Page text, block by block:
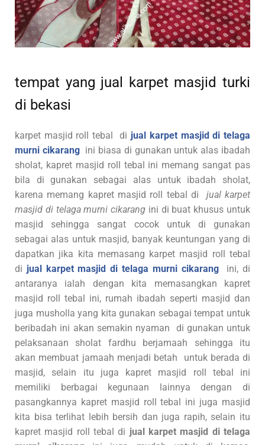
tempat yang jual karpet masjid turki
di bekasi
karpet masjid roll tebal di jual karpet masjid di telaga
murni cikarang ini biasa di gunakan untuk alas ibadah
sholat, kapret masjid roll tebal ini memang sangat pas
bila di gunakan sebagai alas untuk ibadah sholat,
karena memang kapret masjid roll tebal di jual karpet
masjid di telaga murni cikarang ini di buat khusus untuk
masjid sehingga sangat cocok untuk di gunakan
sebagai alas untuk masjid, banyak keuntungan yang di
dapatkan jika kita memasang karpet masjid roll tebal
di jual karpet masjid di telaga murni cikarang
ini, di
antaranya ialah dengan kita memasangkan kapret
masjid roll tebal ini, rumah ibadah seperti masjid dan
juga musholla yang kita gunakan sebagai tempat untuk
beribadah ini akan semakin nyaman di gunakan untuk
pelaksanaan sholat fardhu berjamaah sehingga itu
akan membuat jamaah menjadi betah untuk berada di
masjid, selain itu juga kapret masjid roll tebal ini
memiliki berbagai kegunaan lainnya dengan di
pasangkannya kapret masjid roll tebal ini juga masjid
kita bisa terlihat lebih bersih dan juga rapih, selain itu
kapret masjid roll tebal di jual karpet masjid di telaga